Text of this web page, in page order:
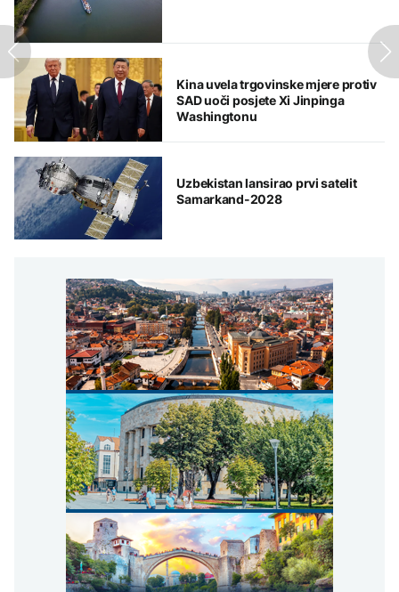
Kina uvela trgovinske mjere protiv
SAD uoči posjete Xi Jinpinga
Washingtonu
Uzbekistan lansirao prvi satelit
Samarkand-2028